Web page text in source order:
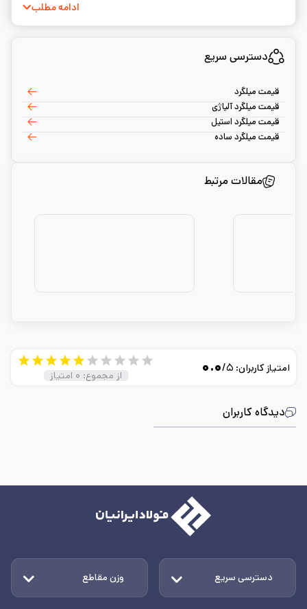
ادامه مطلب
دسترسی سریع
قیمت میلگرد
قیمت میلگرد آلیاژی
قیمت میلگرد استیل
قیمت میلگرد ساده
مقالات مرتبط
دیدگاه کاربران
امتیاز کاربران: ۰.۰/۵
از مجموع: ۰ امتیاز
دسترسی سریع وزن مقاطع